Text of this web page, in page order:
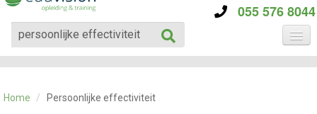
055 576 8044
CATEGORIE
OVER ONS
Home / Persoonlijke effectiviteit